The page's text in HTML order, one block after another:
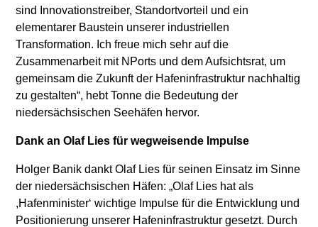
sind Innovationstreiber, Standortvorteil und ein
elementarer Baustein unserer industriellen
Transformation. Ich freue mich sehr auf die
Zusammenarbeit mit NPorts und dem Aufsichtsrat, um
gemeinsam die Zukunft der Hafeninfrastruktur nachhaltig
zu gestalten“, hebt Tonne die Bedeutung der
niedersächsischen Seehäfen hervor.
Dank an Olaf Lies für wegweisende Impulse
Holger Banik dankt Olaf Lies für seinen Einsatz im Sinne
der niedersächsischen Häfen: „Olaf Lies hat als
,Hafenminister‘ wichtige Impulse für die Entwicklung und
Positionierung unserer Hafeninfrastruktur gesetzt. Durch